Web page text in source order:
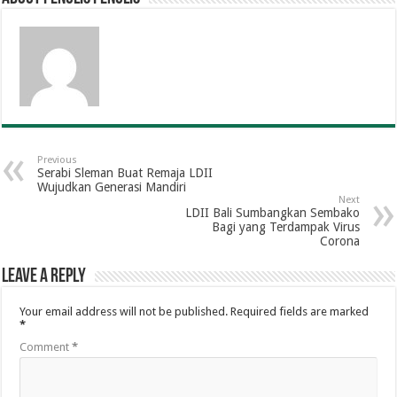
Previous
Serabi Sleman Buat Remaja LDII
Wujudkan Generasi Mandiri
Next
LDII Bali Sumbangkan Sembako
Bagi yang Terdampak Virus
Corona
Leave a Reply
Your email address will not be published. Required fields are marked
*
Comment*